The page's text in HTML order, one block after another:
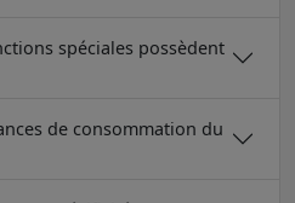
spéciales possèdent
de consommation du